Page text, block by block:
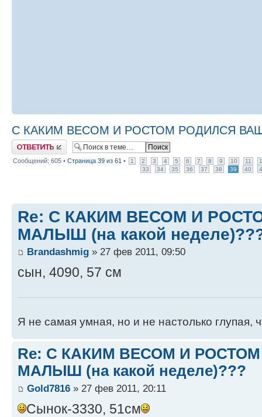
С КАКИМ ВЕСОМ И РОСТОМ РОДИЛСЯ ВАШ
Ответить
Сообщений: 605 • Страница 39 из 61 • 1 2 3 4 5 6 7 8 9 10 11
33
34 35 36 37 38 39 40
Re: С КАКИМ ВЕСОМ И
МАЛЫШ (на какой
Brandashmig » 27 фев 2011, 09:50
сын, 4090, 57 см
Я не самая умная, но и не настолько глупая,
Re: С КАКИМ ВЕСОМ И
МАЛЫШ (на какой неделе)???
Gold7816 » 27 фев 2011, 20:11
Сынок-3330, 51см